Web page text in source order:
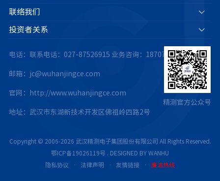
联络我们
投资者关系
电话：联系电话：027-87526915 业务咨询：18707175063
邮箱：jc@wuhanjingce.com
官网：http://www.wuhanjingce.com
地址：武汉市东湖新技术开发区佛祖岭四路2号
精测官方公众号
Copyright © 2006-2026 武汉精测电子集团股份有限公司 All Rights Reserved.
鄂ICP备19026119号
DESIGNED BY WANHU
隐私协议
· 法律声明 · 友情链接 · 廉洁热线